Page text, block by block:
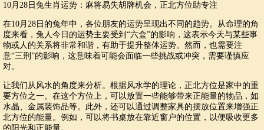
10月28日兔生肖运势：麻将易失胡牌机会，正北方位助专注
在10月28日的兔年中，各位朋友的运势呈现出不同的趋势。从命理的角
度来看，兔人今日的运势主要受到“六盒”的影响，这表示今天与某些事
物或人的关系将非常和谐，有助于提升整体运势。然而，也需要注
意“三刑”的影响，这意味着可能会面临一些挑战或冲突，需要谨慎应
对。
让我们从风水的角度来分析。根据风水学的理论，正北方位是家中的重
要方位之一。在这个方位上，可以放置一些能够带来正能量的物品，如
水晶、金属装饰品等。此外，还可以通过调整家具的摆放位置来增强正
北方位的能量。例如，可以将书桌放在靠近窗户的位置，以便吸收更多
的阳光和正能量。